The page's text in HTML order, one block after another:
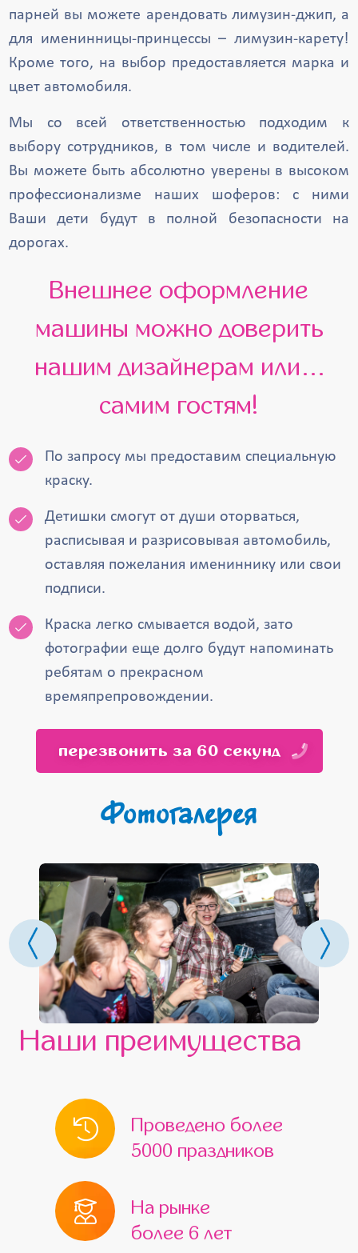
парней вы можете арендовать лимузин-джип, а
для именинницы-принцессы – лимузин-карету!
Кроме того, на выбор предоставляется марка и
цвет автомобиля.
Мы со всей ответственностью подходим к
выбору сотрудников, в том числе и водителей.
Вы можете быть абсолютно уверены в высоком
профессионализме наших шоферов: с ними
Ваши дети будут в полной безопасности на
дорогах.
Внешнее оформление
машины можно доверить
нашим дизайнерам или…
самим гостям!
По запросу мы предоставим специальную
краску.
Детишки смогут от души оторваться,
расписывая и разрисовывая автомобиль,
оставляя пожелания имениннику или свои
подписи.
Краска легко смывается водой, зато
фотографии еще долго будут напоминать
ребятам о прекрасном
времяпрепровождении.
перезвонить за 60 секунд
Фотогалерея
Наши преимущества
Проведено более
5000 праздников
На рынке
более 6 лет